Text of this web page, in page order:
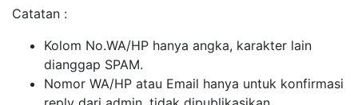
Catatan :
Kolom No.WA/HP hanya angka, karakter lain
dianggap SPAM.
Nomor WA/HP atau Email hanya untuk konfirmasi